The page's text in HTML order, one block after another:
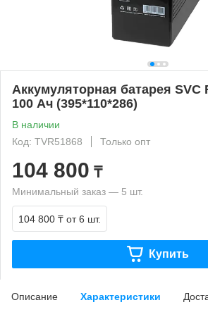
Аккумуляторная батарея SVC
100 Ач (395*110*286)
В наличии
Код: TVR51868
Только опт
104 800 ₸
Минимальный заказ — 5 шт.
104 800 ₸ от 6 шт.
Купить
Описание Характеристики